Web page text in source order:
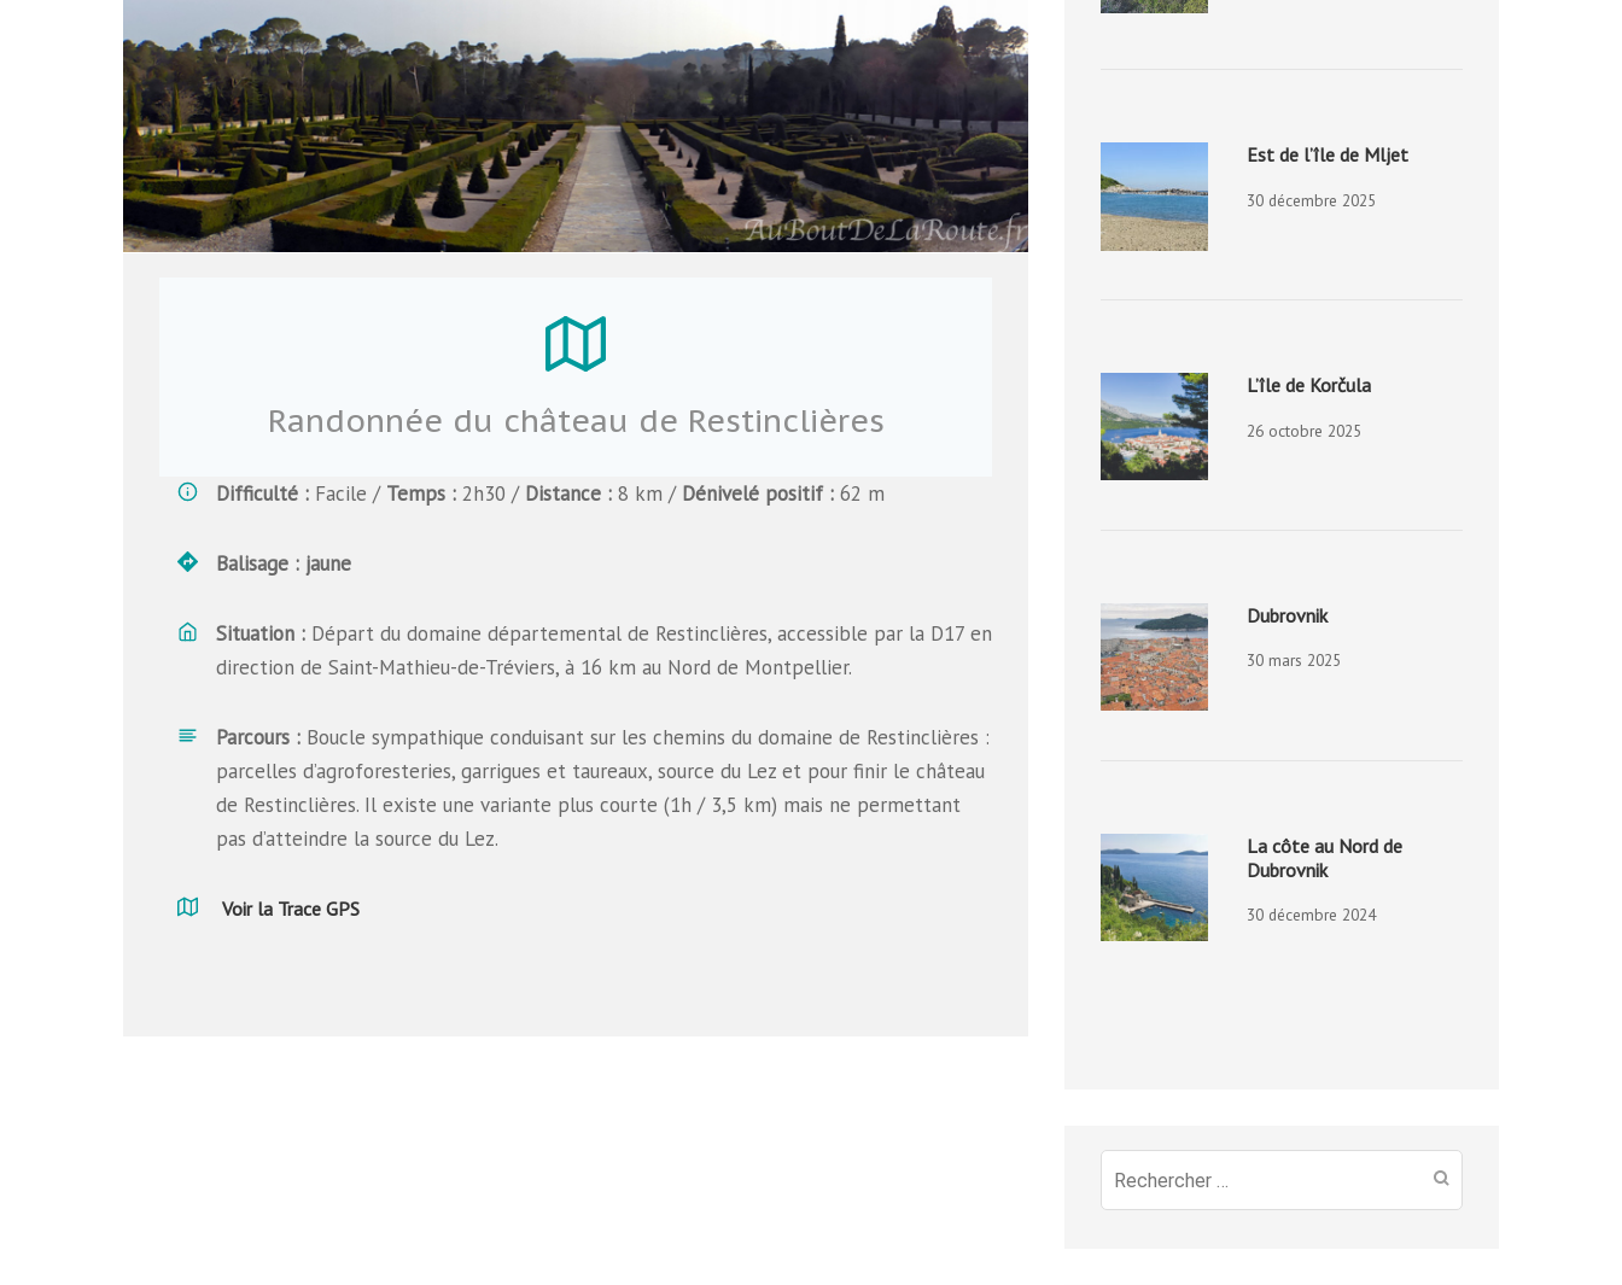
Randonnée du château de Restinclières
Difficulté : Facile / Temps : 2h30 / Distance : 8 km / Dénivelé positif : 62 m
Balisage : jaune
Situation : Départ du domaine départemental de Restinclières, accessible par la D17 en
direction de Saint-Mathieu-de-Tréviers, à 16 km au Nord de Montpellier.
Parcours : Boucle sympathique conduisant sur les chemins du domaine de Restinclières :
parcelles d’agroforesteries, garrigues et taureaux, source du Lez et pour finir le château
de Restinclières. Il existe une variante plus courte (1h / 3,5 km) mais ne permettant
pas d’atteindre la source du Lez.
Voir la Trace GPS
Est de l’île de Mljet
30 décembre 2025
L’île de Korčula
26 octobre 2025
Dubrovnik
30 mars 2025
La côte au Nord de
Dubrovnik
30 décembre 2024
Recherche
pour